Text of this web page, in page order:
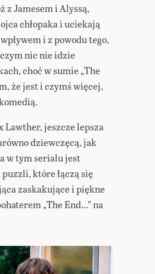
z Jamesem i Alyssą,
chłopaka i uciekają
i z powodu tego,
nic nie idzie
choć w sumie „The
że jest i czymś więcej,
Lawther, jeszcze lepsza
dziewczęcą, jak
w tym serialu jest
puzzli, które łączą się
zaskakujące i piękne
„The End…” na